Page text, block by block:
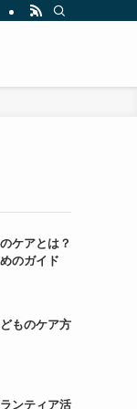
ケアとは？
のガイド
ものケア方
ンティア活